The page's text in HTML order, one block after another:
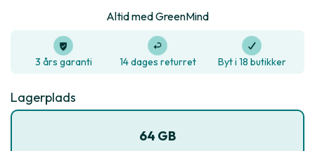
Altid med GreenMind
3 års garanti 14 dages returret Byt i 18 butikker
Lagerplads
64 GB